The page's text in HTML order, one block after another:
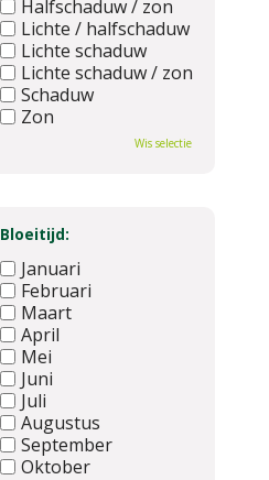
Halfschaduw / zon
Lichte / halfschaduw
Lichte schaduw
Lichte schaduw / zon
Schaduw
Zon
Wis selectie
Bloeitijd:
Januari
Februari
Maart
April
Mei
Juni
Juli
Augustus
September
Oktober